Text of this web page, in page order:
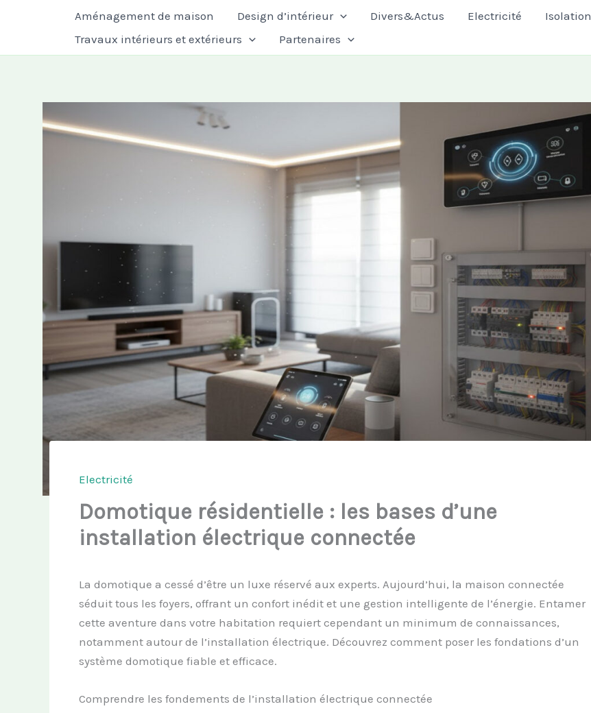
Aménagement de maison Design d’intérieur Divers&Actus Electricité Isolation
Travaux intérieurs et extérieurs
Partenaires
Electricité
Domotique résidentielle : les bases d’une
installation électrique connectée
La domotique a cessé d’être un luxe réservé aux experts. Aujourd’hui, la maison connectée
séduit tous les foyers, offrant un confort inédit et une gestion intelligente de l’énergie. Entamer
cette aventure dans votre habitation requiert cependant un minimum de connaissances,
notamment autour de l’installation électrique. Découvrez comment poser les fondations d’un
système domotique fiable et efficace.
Comprendre les fondements de l’installation électrique connectée